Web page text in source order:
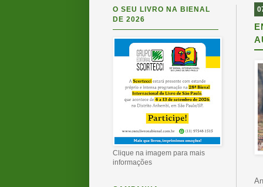
O SEU LIVRO NA BIENAL
DE 2026
Clique na imagem para mais
informações